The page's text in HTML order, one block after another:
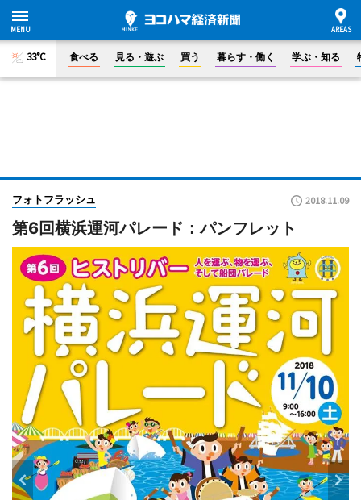
33°C 食べる 見る・遊ぶ 買う 暮らす・働く 学ぶ・知る
フォトフラッシュ 2018.11.09
第6回横浜運河パレード：パンフレット